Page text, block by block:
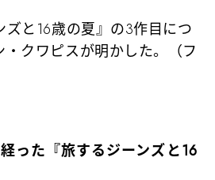
ズと16歳の夏』の3作目につ
・クワピスが明かした。（フ
った『旅するジーンズと16